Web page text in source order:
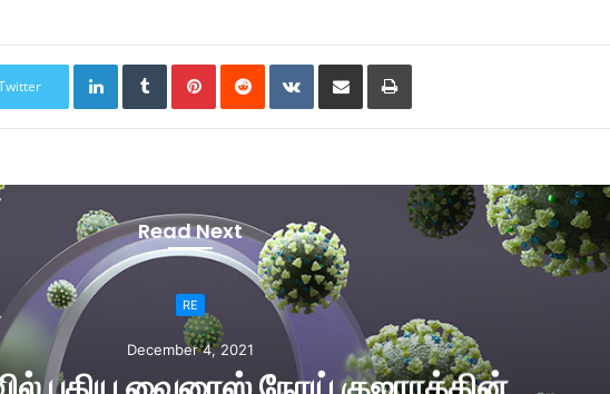
LinkedIn Tumblr Pinterest Reddit VKontakte
Read Next
RE
December 4, 2021